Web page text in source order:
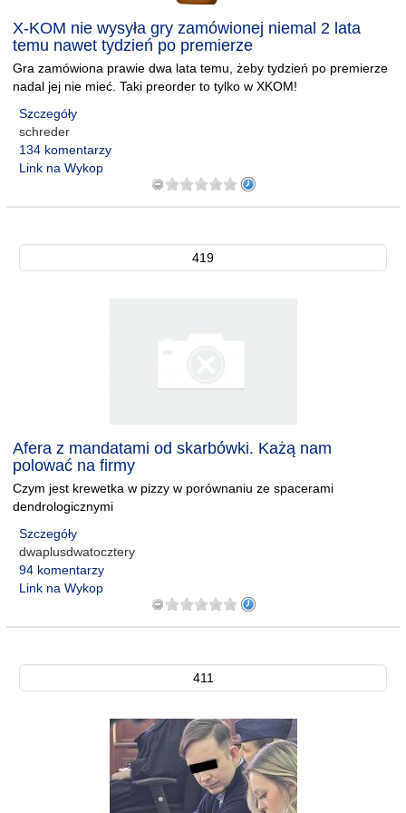
X-KOM nie wysyła gry zamówionej niemal 2 lata
temu nawet tydzień po premierze
Gra zamówiona prawie dwa lata temu, żeby tydzień po premierze
nadal jej nie mieć. Taki preorder to tylko w XKOM!
Szczegóły
schreder
134 komentarzy
Link na Wykop
419
Afera z mandatami od skarbówki. Każą nam
polować na firmy
Czym jest krewetka w pizzy w porównaniu ze spacerami
dendrologicznymi
Szczegóły
dwaplusdwatocztery
94 komentarzy
Link na Wykop
411